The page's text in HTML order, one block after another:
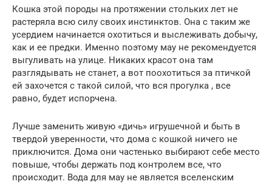
Кошка этой породы на протяжении стольких лет не
растеряла всю силу своих инстинктов. Она с таким же
усердием начинается охотиться и выслеживать добычу,
как и ее предки. Именно поэтому мау не рекомендуется
выгуливать на улице. Никаких красот она там
разглядывать не станет, а вот поохотиться за птичкой
ей захочется с такой силой, что вся прогулка , все
равно, будет испорчена.
Лучше заменить живую «дичь» игрушечной и быть в
твердой уверенности, что дома с кошкой ничего не
приключится. Дома они частенько выбирают себе место
повыше, чтобы держать под контролем все, что
происходит. Вода для мау не является вселенским